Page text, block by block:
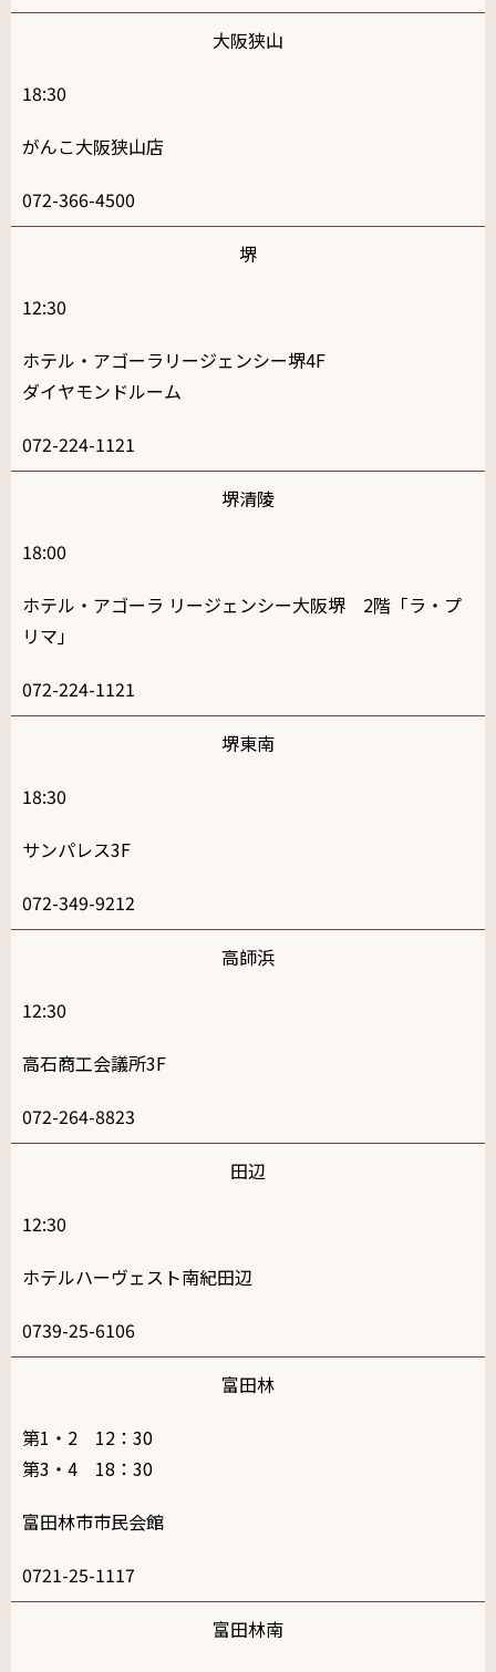
大阪狭山
18:30
がんこ大阪狭山店
072-366-4500
堺
12:30
ホテル・アゴーラリージェンシー堺4F
ダイヤモンドルーム
072-224-1121
堺清陵
18:00
ホテル・アゴーラ リージェンシー大阪堺 2階「ラ・プ
リマ」
072-224-1121
堺東南
18:30
サンパレス3F
072-349-9212
高師浜
12:30
高石商工会議所3F
072-264-8823
田辺
12:30
ホテルハーヴェスト南紀田辺
0739-25-6106
富田林
第1・2 12：30
第3・4 18：30
富田林市市民会館
0721-25-1117
富田林南